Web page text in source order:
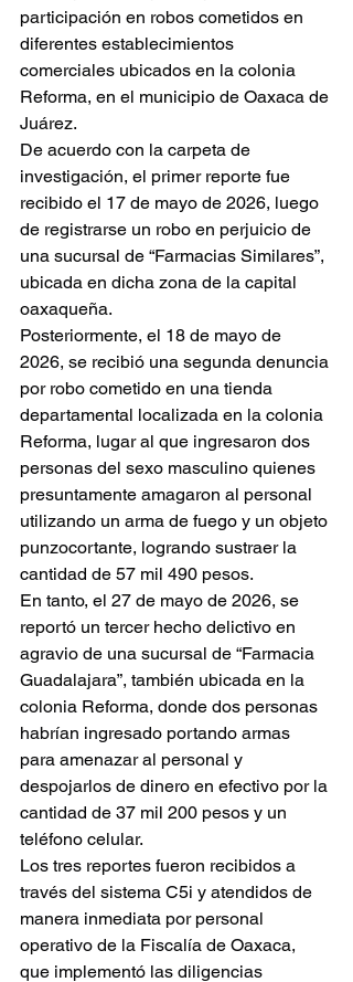
participación en robos cometidos en
diferentes establecimientos
comerciales ubicados en la colonia
Reforma, en el municipio de Oaxaca de
Juárez.
De acuerdo con la carpeta de
investigación, el primer reporte fue
recibido el 17 de mayo de 2026, luego
de registrarse un robo en perjuicio de
una sucursal de “Farmacias Similares”,
ubicada en dicha zona de la capital
oaxaqueña.
Posteriormente, el 18 de mayo de
2026, se recibió una segunda denuncia
por robo cometido en una tienda
departamental localizada en la colonia
Reforma, lugar al que ingresaron dos
personas del sexo masculino quienes
presuntamente amagaron al personal
utilizando un arma de fuego y un objeto
punzocortante, logrando sustraer la
cantidad de 57 mil 490 pesos.
En tanto, el 27 de mayo de 2026, se
reportó un tercer hecho delictivo en
agravio de una sucursal de “Farmacia
Guadalajara”, también ubicada en la
colonia Reforma, donde dos personas
habrían ingresado portando armas
para amenazar al personal y
despojarlos de dinero en efectivo por la
cantidad de 37 mil 200 pesos y un
teléfono celular.
Los tres reportes fueron recibidos a
través del sistema C5i y atendidos de
manera inmediata por personal
operativo de la Fiscalía de Oaxaca,
que implementó las diligencias